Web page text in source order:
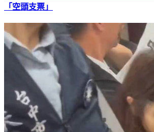
「空頭支票」